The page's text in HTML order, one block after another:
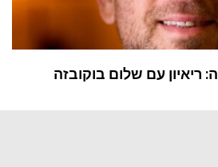
עם שלום בוקובזה